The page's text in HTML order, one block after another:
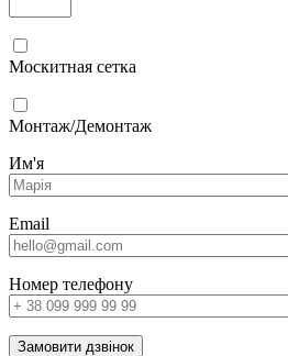
Москитная сетка
Монтаж/Демонтаж
Им'я
Email
Номер телефону
Замовити дзвінок